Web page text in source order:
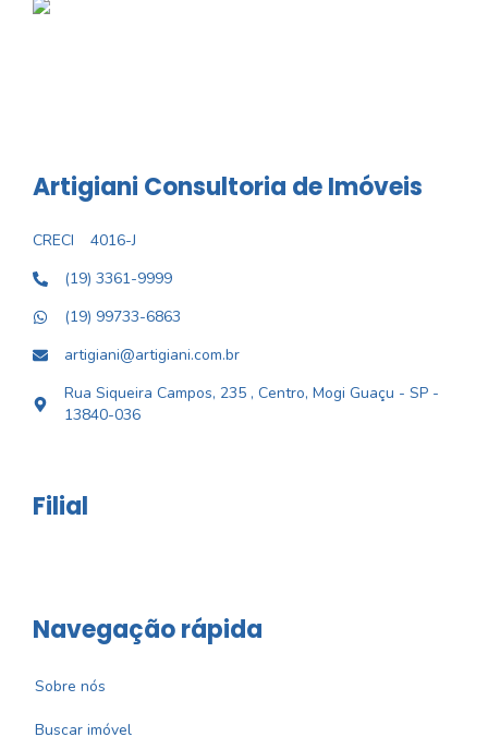
Artigiani Consultoria de Imóveis
CRECI
4016-J
(19) 3361-9999
(19) 99733-6863
artigiani@artigiani.com.br
Rua Siqueira Campos, 235 , Centro, Mogi Guaçu - SP -
13840-036
Filial
Navegação rápida
Sobre nós
Buscar imóvel